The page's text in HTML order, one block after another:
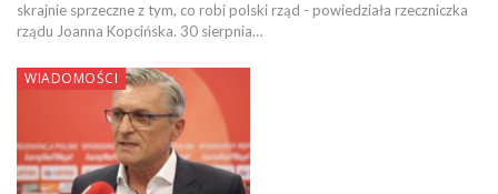
skrajnie sprzeczne z tym, co robi polski rząd - powiedziała rzeczniczka
rządu Joanna Kopcińska. 30 sierpnia…
WIADOMOŚCI